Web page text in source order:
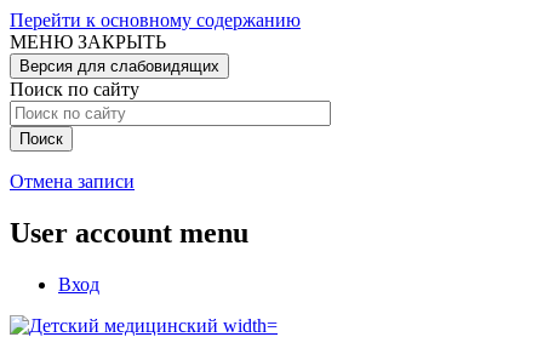
Перейти к основному содержанию
МЕНЮ ЗАКРЫТЬ
Версия для слабовидящих
Поиск по сайту
Отмена записи
User account menu
Вход